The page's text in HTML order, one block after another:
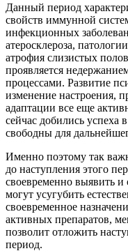
Данный период
свойств иммунной
инфекционных
атеросклероза,
атрофия слизистых
проявляется
процессами. Развитие
изменение настроения,
адаптации все еще
сейчас добились успеха
свободны для
Именно поэтому так
до наступления этого
своевременно выявить и
могут усугубить
своевременное
активных препаратов,
позволит отложить
период.